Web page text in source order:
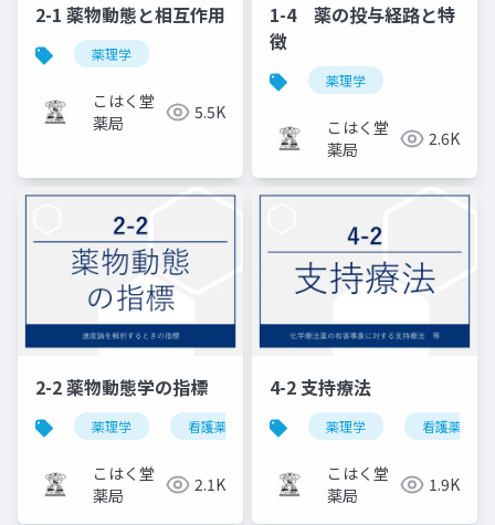
2-1 薬物動態と相互作用
薬理学
こはく堂
薬局
5.5K
1-4 薬の投与経路と特
徴
薬理学
こはく堂
薬局
2.6K
2-2 薬物動態学の指標
薬理学 看護薬理学
こはく堂
薬局
2.1K
4-2 支持療法
薬理学 看護薬理学
こはく堂
薬局
1.9K